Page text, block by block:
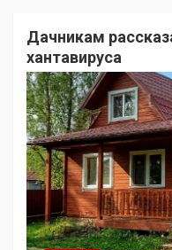
Дачникам
хантавируса